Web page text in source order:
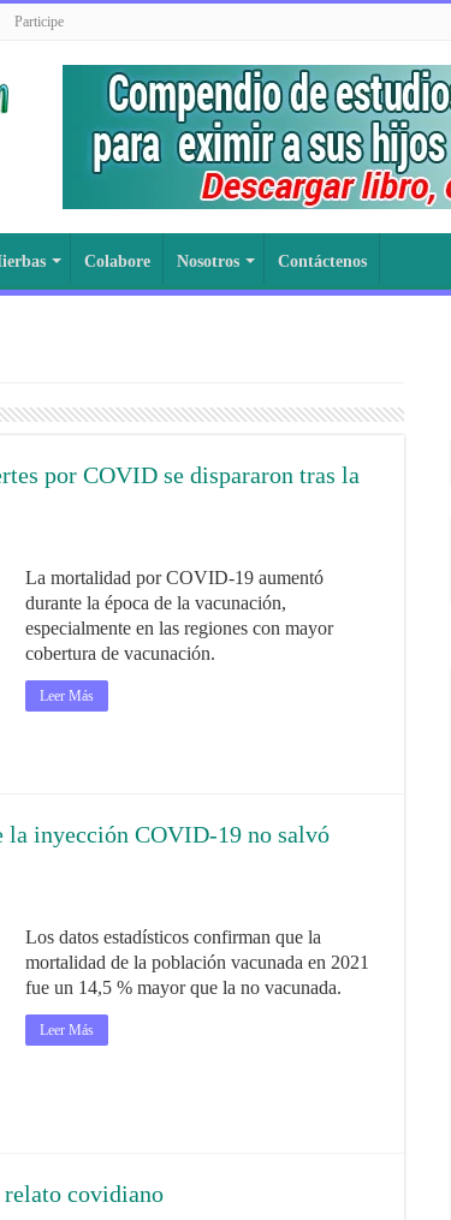
Participe
Colabore Nosotros Contáctenos
por COVID se dispararon tras la
La mortalidad por COVID-19 aumentó
durante la época de la vacunación,
especialmente en las regiones con mayor
cobertura de vacunación.
Leer Más
la inyección COVID-19 no salvó
Los datos estadísticos confirman que la
mortalidad de la población vacunada en 2021
fue un 14,5 % mayor que la no vacunada.
Leer Más
covidiano